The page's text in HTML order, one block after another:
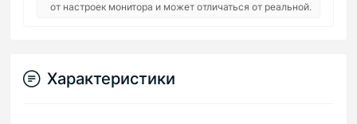
от настроек монитора и может отличаться от реальной.
Характеристики